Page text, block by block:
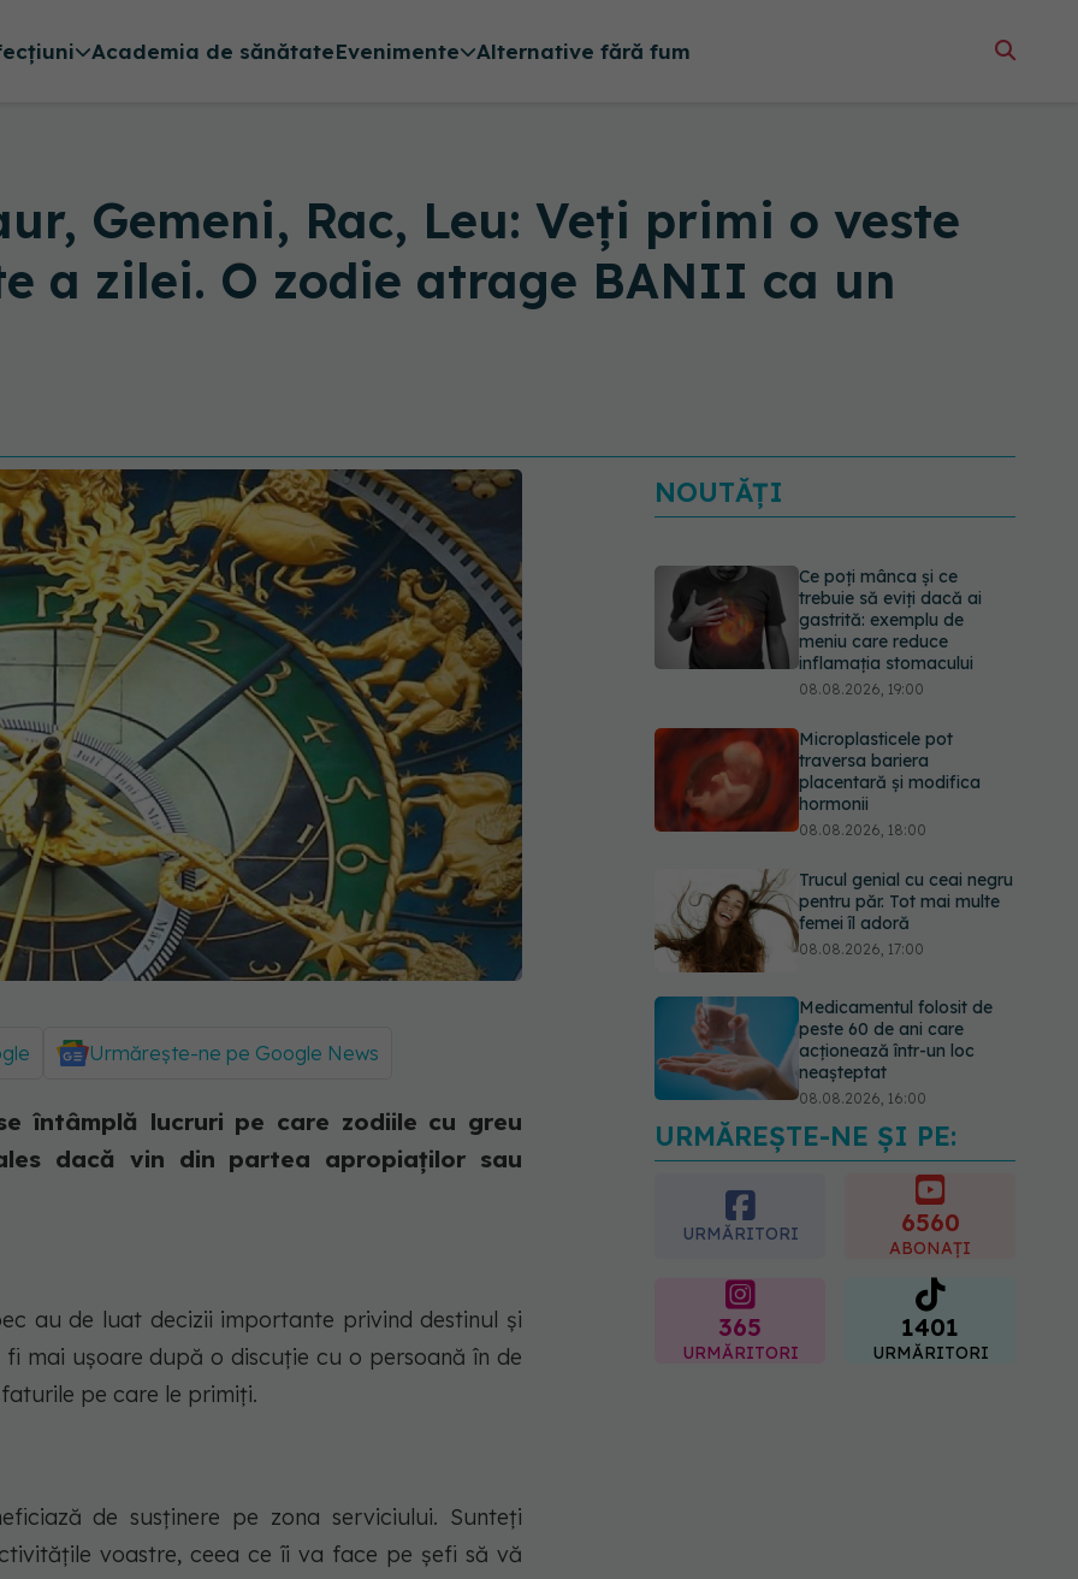
Academia de sănătateEvenimente Alternative fără fum
Gemeni, Rac, Leu: Veţi primi o veste
a zilei. O zodie atrage BANII ca un
Urmărește-ne pe Google News
întâmplă lucruri pe care zodiile cu greu
dacă vin din partea apropiaților sau
au de luat decizii importante privind destinul şi
mai uşoare după o discuţie cu o persoană în de
pe care le primiţi.
de susţinere pe zona serviciului. Sunteţi
voastre, ceea ce îi va face pe şefi să vă
NOUTĂȚI
Ce poți mânca și ce
trebuie să eviți dacă ai
gastrită: exemplu de
meniu care reduce
inflamația stomacului
08.08.2026, 19:00
Microplasticele pot
traversa bariera
placentară și modifica
hormonii
08.08.2026, 18:00
Trucul genial cu ceai negru
pentru păr. Tot mai multe
femei îl adoră
08.08.2026, 17:00
Medicamentul folosit de
peste 60 de ani care
acționează într-un loc
neașteptat
08.08.2026, 16:00
Transpirații nocturne:
semnul ignorat care poate
ascunde probleme
serioase de sănătate
08.08.2026, 20:00
URMĂREȘTE-NE ȘI PE:
URMĂRITORI 6560
ABONAȚI
365
URMĂRITORI
1401
URMĂRITORI